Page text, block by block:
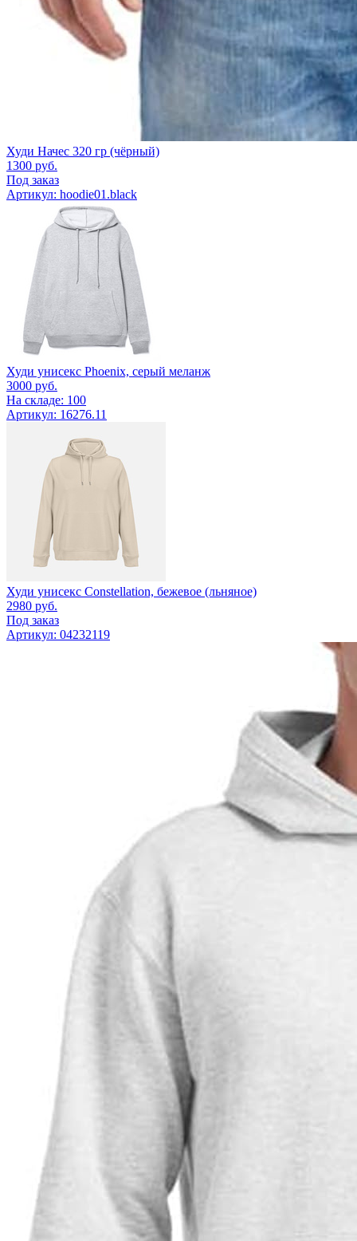
Худи Начес 320 гр (чёрный)
1300 руб.
Под заказ
Артикул: hoodie01.black
Худи унисекс Phoenix, серый меланж
3000 руб.
На складе: 100
Артикул: 16276.11
Худи унисекс Constellation, бежевое (льняное)
2980 руб.
Под заказ
Артикул: 04232119